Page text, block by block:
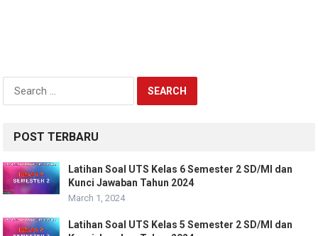
Search
for:
POST TERBARU
Latihan Soal UTS Kelas 6 Semester 2 SD/MI dan
Kunci Jawaban Tahun 2024
March 1, 2024
Latihan Soal UTS Kelas 5 Semester 2 SD/MI dan